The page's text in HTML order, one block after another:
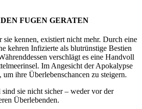
FUGEN GERATEN
kennen, existiert nicht mehr. Durch eine
kehren Infizierte als blutrünstige Bestien
verschlägt es eine Handvoll
Im Angesicht der Apokalypse
um ihre Überlebenschancen zu steigern.
sie nicht sicher – weder vor der
Überlebenden.